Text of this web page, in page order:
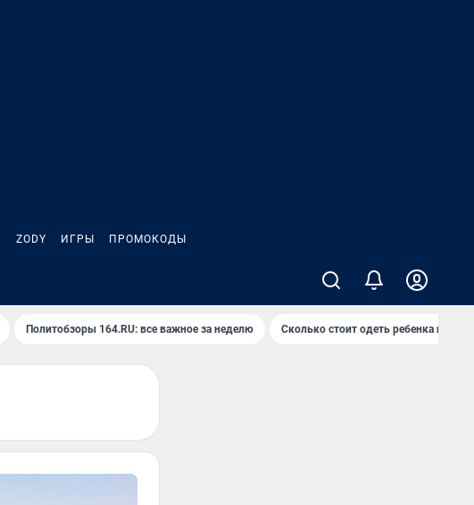
ZODY ИГРЫ ПРОМОКОДЫ
Политобзоры 164.RU: все важное за неделю Сколько стоит одеть ребенка на